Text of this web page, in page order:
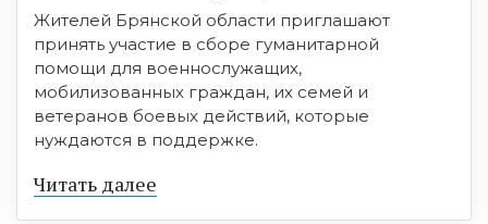
Жителей Брянской области приглашают
принять участие в сборе гуманитарной
помощи для военнослужащих,
мобилизованных граждан, их семей и
ветеранов боевых действий, которые
нуждаются в поддержке.
Читать далее